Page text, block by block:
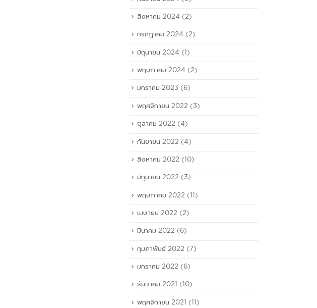
สิงหาคม 2024 (2)
กรกฎาคม 2024 (2)
มิถุนายน 2024 (1)
พฤษภาคม 2024 (2)
มกราคม 2023 (6)
พฤศจิกายน 2022 (3)
ตุลาคม 2022 (4)
กันยายน 2022 (4)
สิงหาคม 2022 (10)
มิถุนายน 2022 (3)
พฤษภาคม 2022 (11)
เมษายน 2022 (2)
มีนาคม 2022 (6)
กุมภาพันธ์ 2022 (7)
มกราคม 2022 (6)
ธันวาคม 2021 (10)
พฤศจิกายน 2021 (11)